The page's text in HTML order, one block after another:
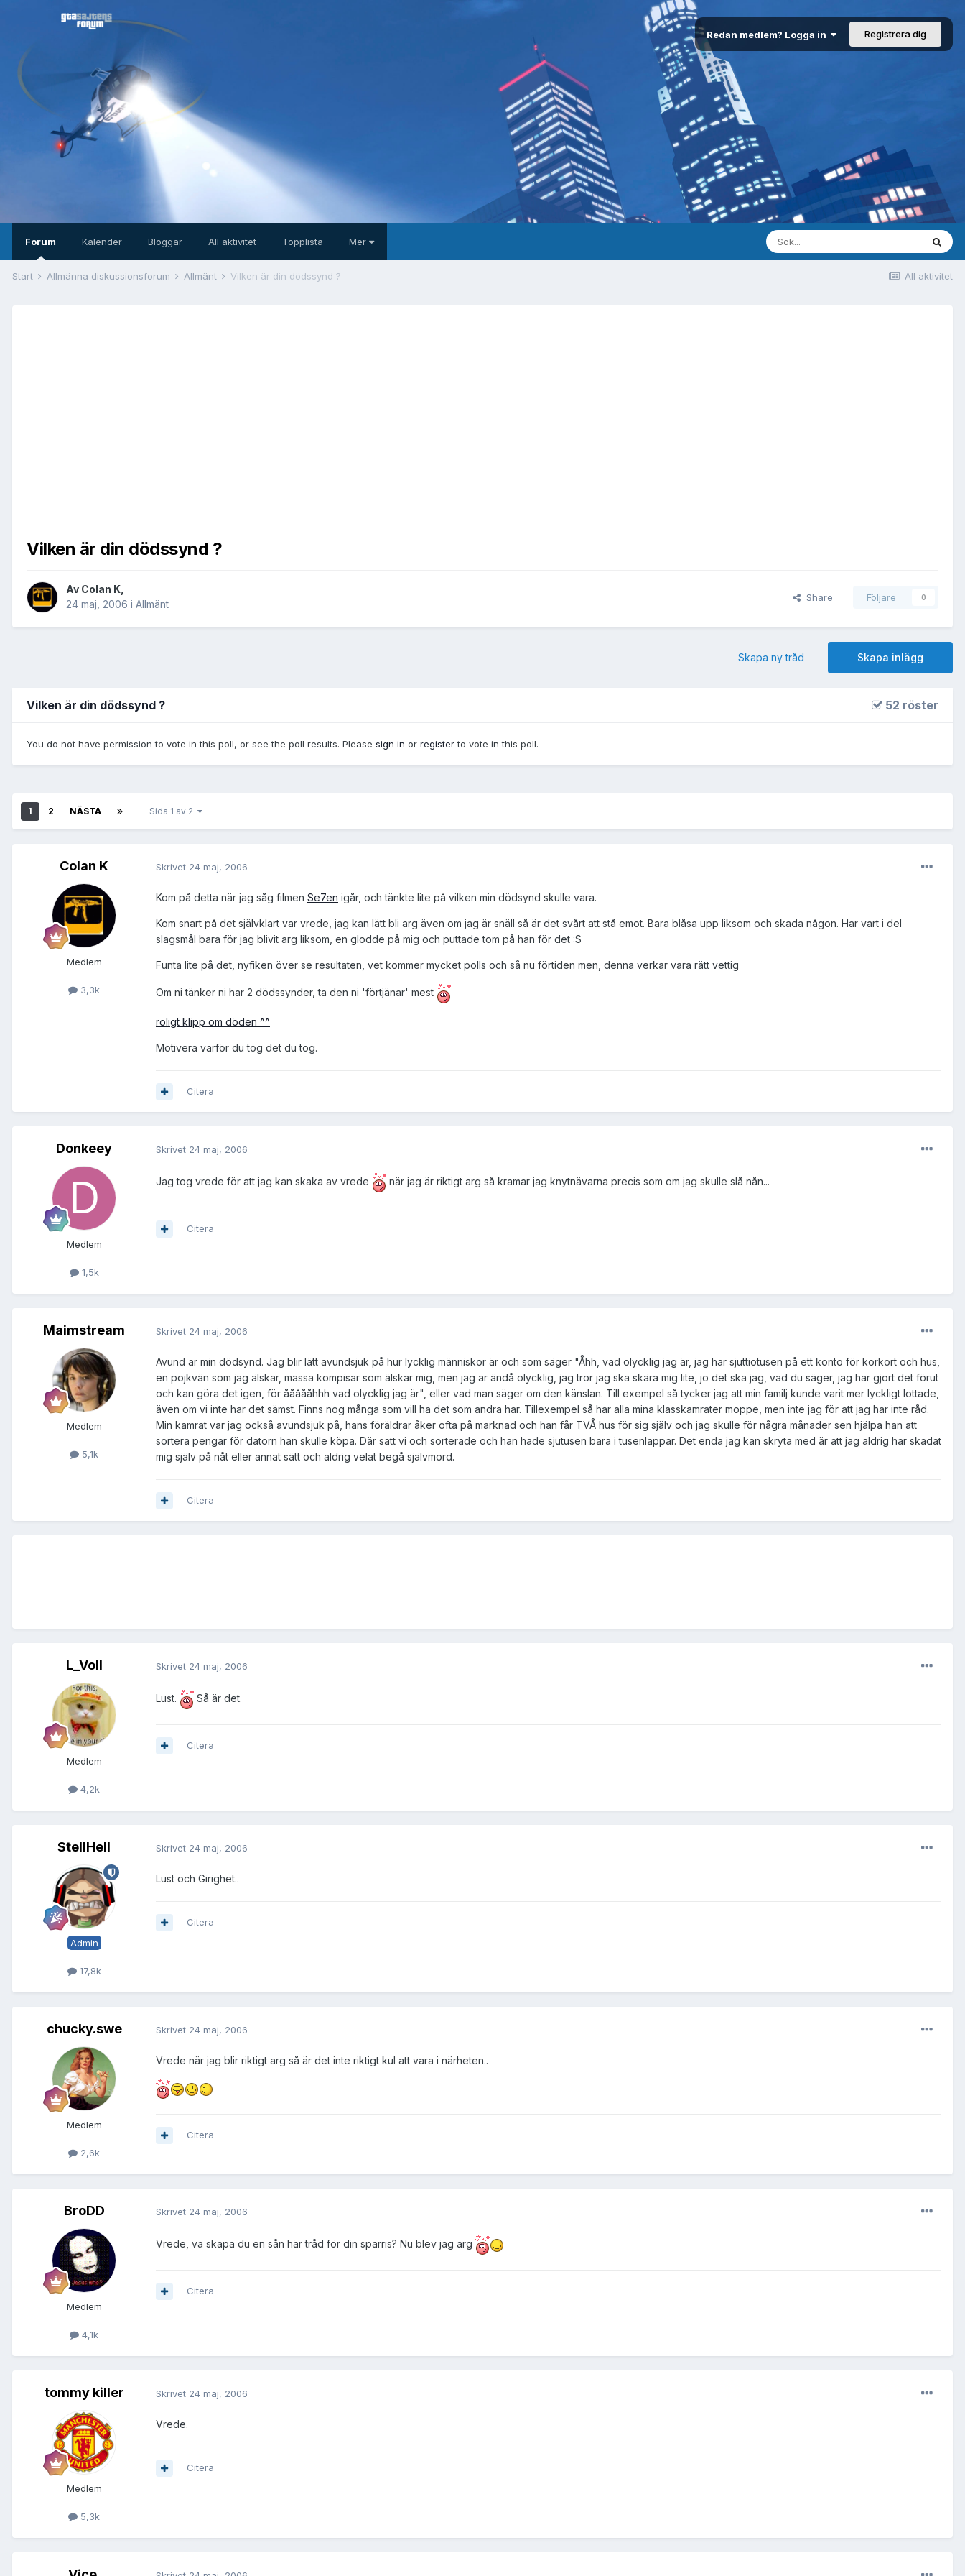
Redan medlem? Logga in Registrera dig
Forum Kalender Bloggar All aktivitet Topplista Mer
All aktivitet
Start Allmänna diskussionsforum Allmänt Vilken är din dödssynd ?
Vilken är din dödssynd ?
Av Colan K
24 maj, 2006 i Allmänt
Share Följare 0
Skapa inlägg
Skapa ny tråd
Vilken är din dödssynd ? 52 röster
You do not have permission to vote in this poll, or see the poll results. Please sign in or registerto vote in this poll.
1 2 NÄSTA Sida 1 av 2
Colan K
Medlem
3,3k
Skrivet 24 maj, 2006
Kom på detta när jag såg filmen Se7en igår, och tänkte lite på vilken min dödsynd skulle vara.
Kom snart på det självklart var vrede, jag kan lätt bli arg även om jag är snäll så är det svårt att stå emot. Bara blåsa upp liksom och skada någon. Har vart i del
slagsmål bara för jag blivit arg liksom, en glodde på mig och puttade tom på han för det :S
Funta lite på det, nyfiken över se resultaten, vet kommer mycket polls och så nu förtiden men, denna verkar vara rätt vettig
Om ni tänker ni har 2 dödssynder, ta den ni 'förtjänar' mest
roligt klipp om döden ^^
Motivera varför du tog det du tog.
Citera
Donkeey
Medlem
1,5k
Skrivet 24 maj, 2006
Jag tog vrede för att jag kan skaka av vrede när jag är riktigt arg så kramar jag knytnävarna precis som om jag skulle slå nån...
Citera
Maimstream
Medlem
5,1k
Skrivet 24 maj, 2006
Avund är min dödsynd. Jag blir lätt avundsjuk på hur lycklig människor är och som säger "Åhh, vad olycklig jag är, jag har sjuttiotusen på ett konto för körkort och hus,
en pojkvän som jag älskar, massa kompisar som älskar mig, men jag är ändå olycklig, jag tror jag ska skära mig lite, jo det ska jag, vad du säger, jag har gjort det förut
och kan göra det igen, för åååååhhh vad olycklig jag är", eller vad man säger om den känslan. Till exempel så tycker jag att min familj kunde varit mer lyckligt lottade,
även om vi inte har det sämst. Finns nog många som vill ha det som andra har. Tillexempel så har alla mina klasskamrater moppe, men inte jag för att jag har inte råd.
Min kamrat var jag också avundsjuk på, hans föräldrar åker ofta på marknad och han får TVÅ hus för sig själv och jag skulle för några månader sen hjälpa han att
sortera pengar för datorn han skulle köpa. Där satt vi och sorterade och han hade sjutusen bara i tusenlappar. Det enda jag kan skryta med är att jag aldrig har skadat
mig själv på nåt eller annat sätt och aldrig velat begå självmord.
Citera
L_Voll
Medlem
4,2k
Skrivet 24 maj, 2006
Lust. Så är det.
Citera
StellHell
Admin
17,8k
Skrivet 24 maj, 2006
Lust och Girighet..
Citera
chucky.swe
Medlem
2,6k
Skrivet 24 maj, 2006
Vrede när jag blir riktigt arg så är det inte riktigt kul att vara i närheten..
Citera
BroDD
Medlem
4,1k
Skrivet 24 maj, 2006
Vrede, va skapa du en sån här tråd för din sparris? Nu blev jag arg
Citera
tommy killer
Medlem
5,3k
Skrivet 24 maj, 2006
Vrede.
Citera